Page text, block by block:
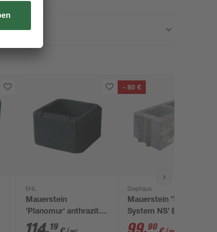
EHL
Mauerstein
'Planomur' anthrazit
32,5 x 32,5 x 20 cm
19
- 80 €
Diephaus
Mauerstein 'T-Wall
System NS' Beton
schwarz/weiß 50 x 25
90